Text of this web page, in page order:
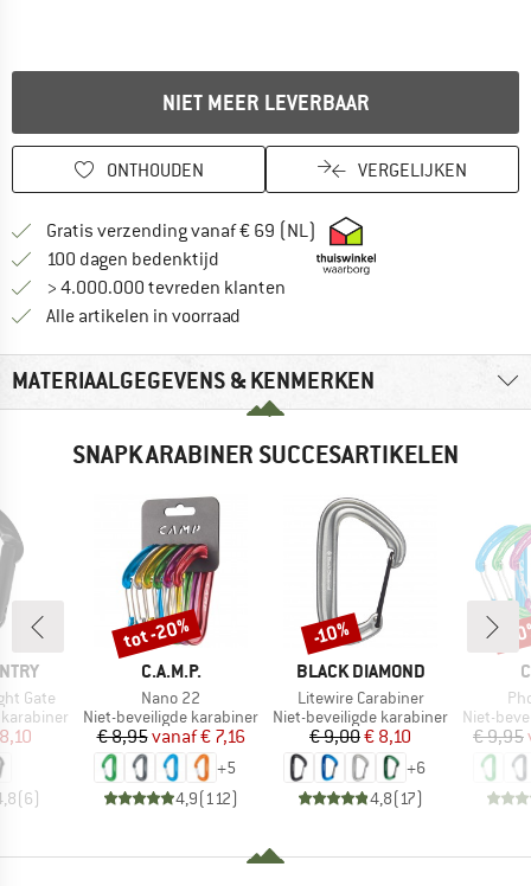
NIET MEER LEVERBAAR
ONTHOUDEN VERGELIJKEN
Gratis verzending vanaf € 69 (NL) Vind hier de
100 dagen bedenktijd Vind de betalingsinformatie hier!
> 4.000.000 tevreden klanten
Alle artikelen in voorraad
MATERIAALGEGEVENS & KENMERKEN
SNAPKARABINER SUCCESARTIKELEN
Gate
prijs
(6)
MERK
C.A.M.P.
Artikel
Nano 22
Productgroep
Niet-beveiligde karabiner
Prijs
€ 8,95 Verlaagde prijs
vanaf€ 7,16
+5
4,9(112)
Korting
tot -20%
MERK
BLACK DIAMOND
Artikel
Litewire Carabiner
Productgroep
Niet-beveiligde karabiner
Prijs
€ 9,00Verlaagde prijs
€ 8,10
+6
4,8(17)
Korting
-10%
Niet-
€ 9,95
-